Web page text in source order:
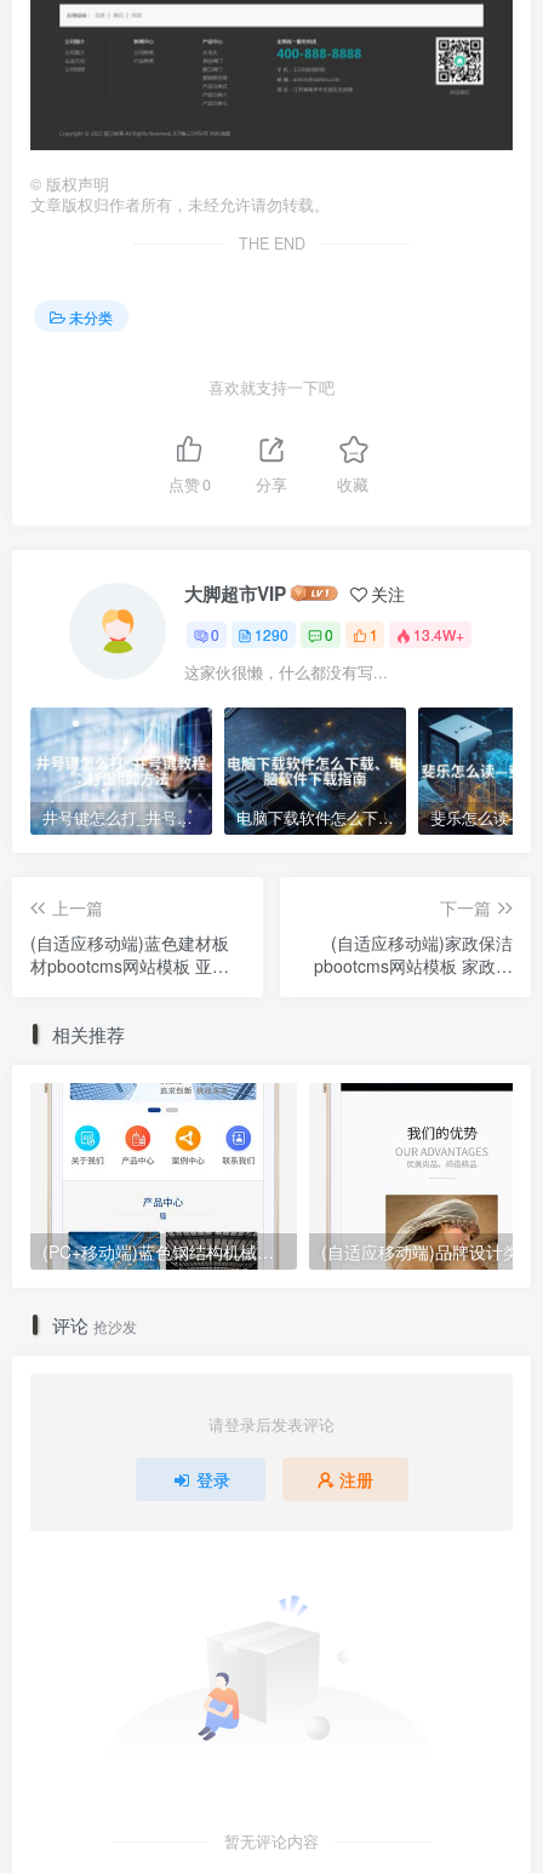
© 版权声明
文章版权归作者所有，未经允许请勿转载。
THE END
未分类
喜欢就支持一下吧
点赞0 分享 收藏
大脚超市VIP 关注
0 1290 0 1 13.4W+
这家伙很懒，什么都没有写...
井号键怎么打_井号键教程：打出#的方法 电脑下载软件怎么下载、电脑软件下载指南
上一篇
(自适应移动端)蓝色建材板
材pbootcms网站模板 亚克
下一篇
(自适应移动端)家政保洁
pbootcms网站模板 家政公
相关推荐
(PC+移动端)蓝色钢结构机械五金网站pbootcms模板 营销型工程建筑基建网站源码下载
评论 抢沙发
请登录后发表评论
登录 注册
暂无评论内容